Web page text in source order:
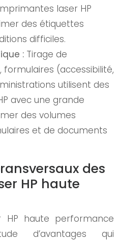
laser HP
des étiquettes
difficiles.
: Tirage de
(accessibilité,
utilisent des
avec une grande
des volumes
et de documents
des
HP haute
HP haute performance
d’avantages qui